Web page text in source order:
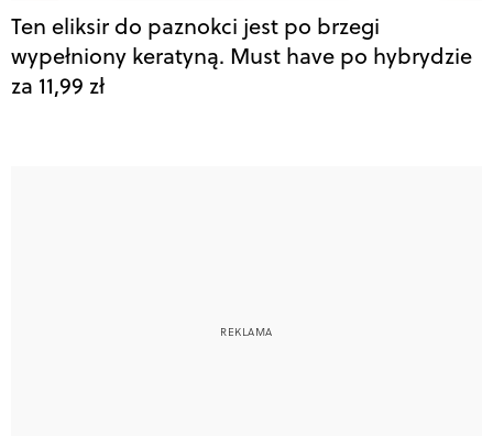
Ten eliksir do paznokci jest po brzegi
wypełniony keratyną. Must have po hybrydzie
za 11,99 zł